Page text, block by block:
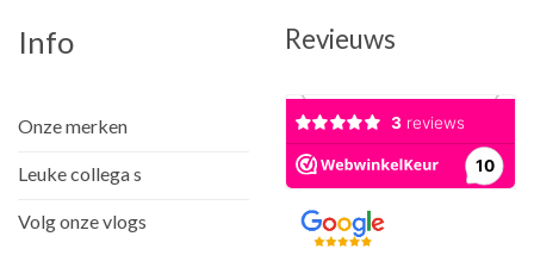
Info
Onze merken
Leuke collega s
Volg onze vlogs
Revieuws